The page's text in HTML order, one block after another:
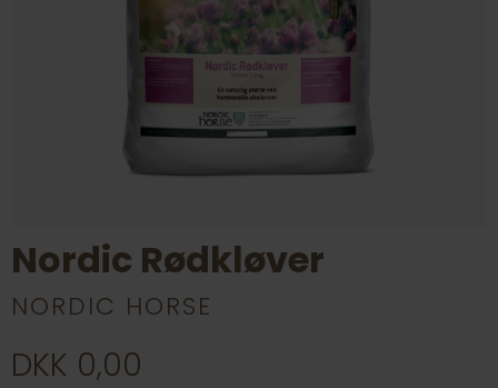
Nordic Rødkløver
NORDIC HORSE
DKK 0,00